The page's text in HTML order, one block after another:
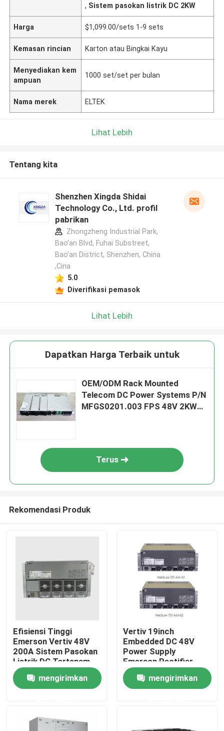
Rumah
, Sistem pasokan listrik DC 2KW
Harga $1,099.00/sets 1-9 sets
Kemasan rincian Karton atau Bingkai Kayu
Menyediakan kem
ampuan
1000 set/set per bulan
Nama merek ELTEK
Lihat Lebih
Tentang kita
Shenzhen Xingda Shidai
Technology Co., Ltd. profil
pabrikan
Zhongzheng Industrial Park,
Bao’an Blvd, Fuhai Substreet,
Bao’an District, Shenzhen, China
,Cina
5.0
Diverifikasi pemasok
Lihat Lebih
Dapatkan Harga Terbaik untuk
OEM/ODM Rack Mounted
Telecom DC Power Systems P/N
MFGS0201.003 FPS 48V 2KW
Terus
Rekomendasi Produk
Efisiensi Tinggi
Emerson Vertiv 48V
200A Sistem Pasokan
Listrik DC Tertanam
Netsure 701 A41 -S1-
S5 -S6 -S8 -S3 -S10
mengirimkan
Vertiv 19inch
Embedded DC 48V
Power Supply
Emerson Rectifier
System Netsure 731
A41 dengan Telecom
Power R48-3000e3
mengirimkan